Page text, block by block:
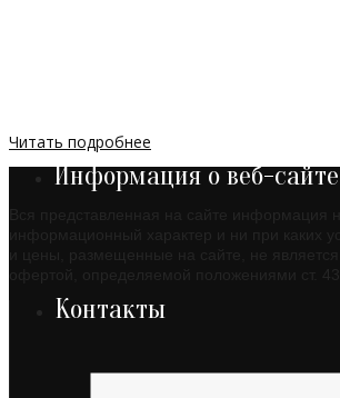
Читать подробнее
Информация о веб-сайте
Контакты